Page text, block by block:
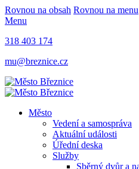
Rovnou na obsah Rovnou na menu
Menu
318 403 174
mu@breznice.cz
Město
Vedení a samospráva
Aktuální události
Úřední deska
Služby
Sběrný dvůr a